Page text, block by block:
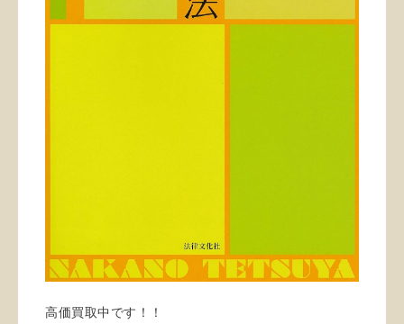
高価買取中です！！